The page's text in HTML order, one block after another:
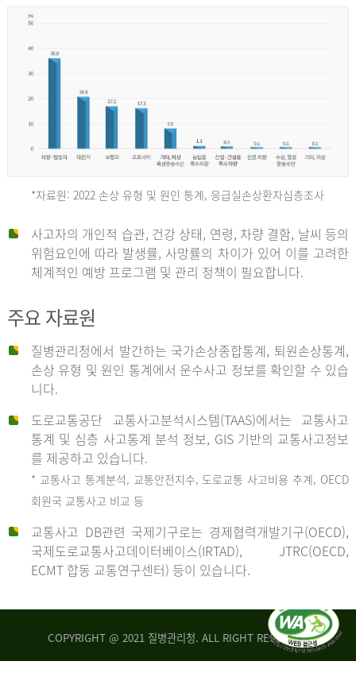
사
*자료원: 2022 손상 유형 및 원인 통계, 응급실손상환자심층조사
사고자의 개인적 습관, 건강 상태, 연령, 차량 결함, 날씨 등의
위험요인에 따라 발생률, 사망률의 차이가 있어 이를 고려한
체계적인 예방 프로그램 및 관리 정책이 필요합니다.
주요 자료원
질병관리청에서 발간하는 국가손상종합통계, 퇴원손상통계,
손상 유형 및 원인 통계에서 운수사고 정보를 확인할 수 있습
니다.
도로교통공단 교통사고분석시스템(TAAS)에서는 교통사고
통계 및 심층 사고통계 분석 정보, GIS 기반의 교통사고정보
를 제공하고 있습니다.
* 교통사고 통계분석, 교통안전지수, 도로교통 사고비용 추계, OECD
회원국 교통사고 비교 등
교통사고 DB관련 국제기구로는 경제협력개발기구(OECD),
국제도로교통사고데이터베이스(IRTAD), JTRC(OECD,
ECMT 합동 교통연구센터) 등이 있습니다.
COPYRIGHT @ 2021 질병관리청. ALL RIGHT RESERVED